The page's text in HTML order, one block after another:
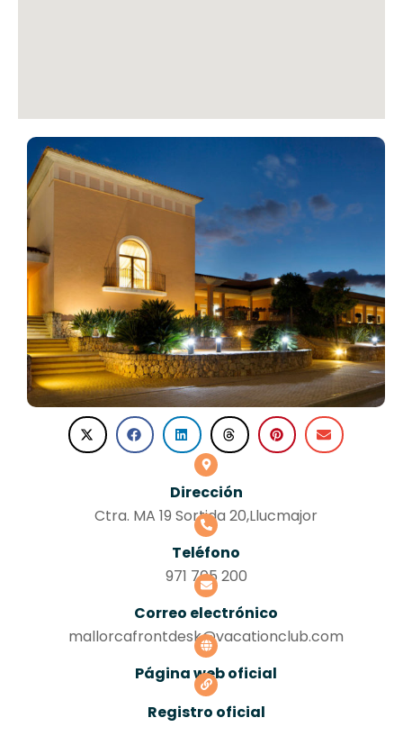
Dirección
Ctra. MA 19 Sortida 20,Llucmajor
Teléfono
971 705 200
Correo electrónico
mallorcafrontdesk@vacationclub.com
Página web oficial
Registro oficial